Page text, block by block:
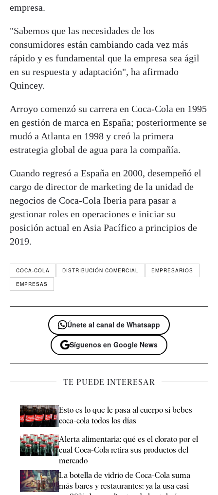
empresa.
"Sabemos que las necesidades de los
consumidores están cambiando cada vez más
rápido y es fundamental que la empresa sea ágil
en su respuesta y adaptación", ha afirmado
Quincey.
Arroyo comenzó su carrera en Coca-Cola en 1995
en gestión de marca en España; posteriormente se
mudó a Atlanta en 1998 y creó la primera
estrategia global de agua para la compañía.
Cuando regresó a España en 2000, desempeñó el
cargo de director de marketing de la unidad de
negocios de Coca-Cola Iberia para pasar a
gestionar roles en operaciones e iniciar su
posición actual en Asia Pacífico a principios de
2019.
COCA-COLA DISTRIBUCIÓN COMERCIAL
EMPRESARIOS
EMPRESAS
Únete al canal de Whatsapp
Síguenos en Google News
TE PUEDE INTERESAR
Esto es lo que le pasa al cuerpo si bebes
coca-cola todos los días
Alerta alimentaria: qué es el clorato por el
cual Coca-Cola retira sus productos del
mercado
La botella de vidrio de Coca-Cola suma
más bares y restaurantes: ya la usa casi